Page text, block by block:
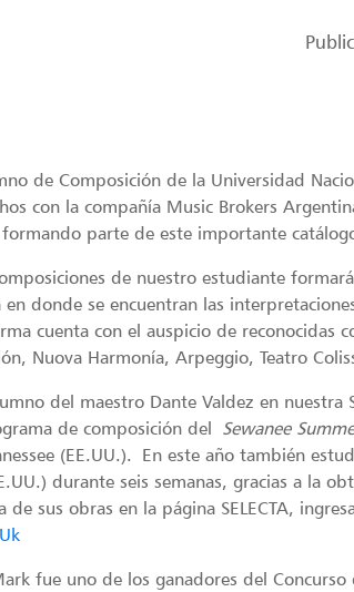
de Composición de la Universidad
con la compañía Music Brokers
parte de este importante
de nuestro estudiante
en donde se encuentran las
cuenta con el auspicio de reconocidas
Nuova Harmonía, Arpeggio, Teatro
del maestro Dante Valdez en nuestra
de composición del Sewanee
(EE.UU.). En este año también
durante seis semanas, gracias a la
de sus obras en la página SELECTA,
fue uno de los ganadores del Concurso